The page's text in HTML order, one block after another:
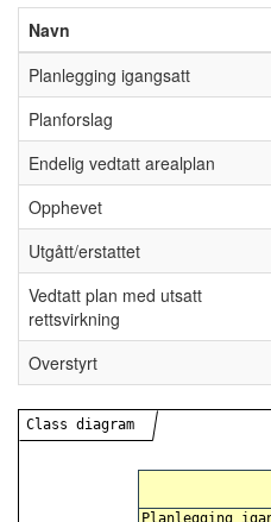
Navn
Planlegging igangsatt
Planforslag
Endelig vedtatt arealplan
Opphevet
Utgått/erstattet
Vedtatt plan med utsatt
rettsvirkning
Overstyrt